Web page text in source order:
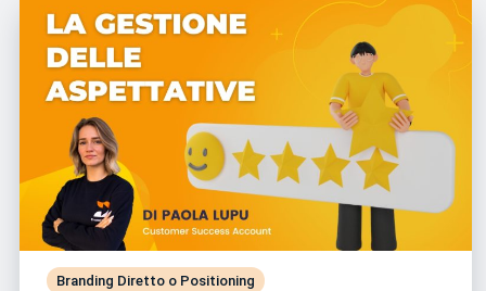
Branding Diretto o Positioning